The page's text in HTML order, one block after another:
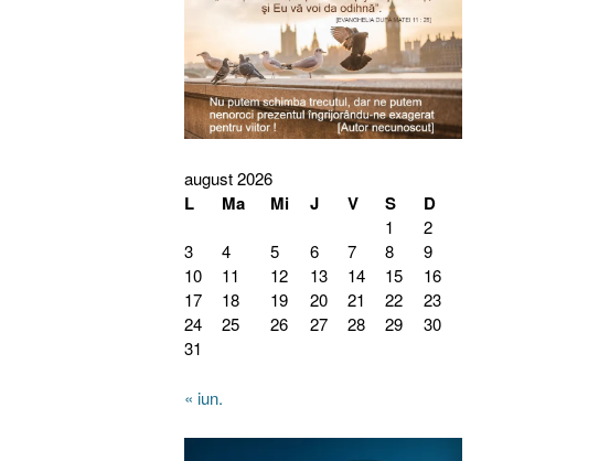
august 2026
L Ma Mi J V S D
1
2
3
4 5 6 7 8
9
10
11 12 13 14 15
16
17
18 19 20 21 22
23
24
25 26 27 28 29
30
31
« iun.